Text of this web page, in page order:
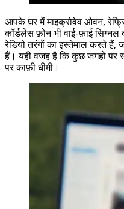
आपके घर में माइक्रोवेव ओवन,
कॉर्डलेस फ़ोन भी वाई-फ़ाई
रेडियो तरंगों का इस्तेमाल करते हैं,
हैं। यही वजह है कि कुछ जगहों पर
पर काफ़ी धीमी।